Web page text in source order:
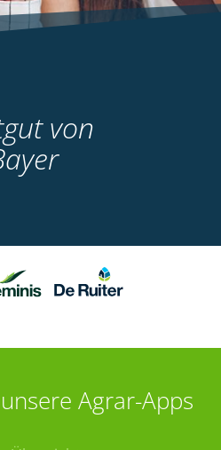
von
Agrar-Apps